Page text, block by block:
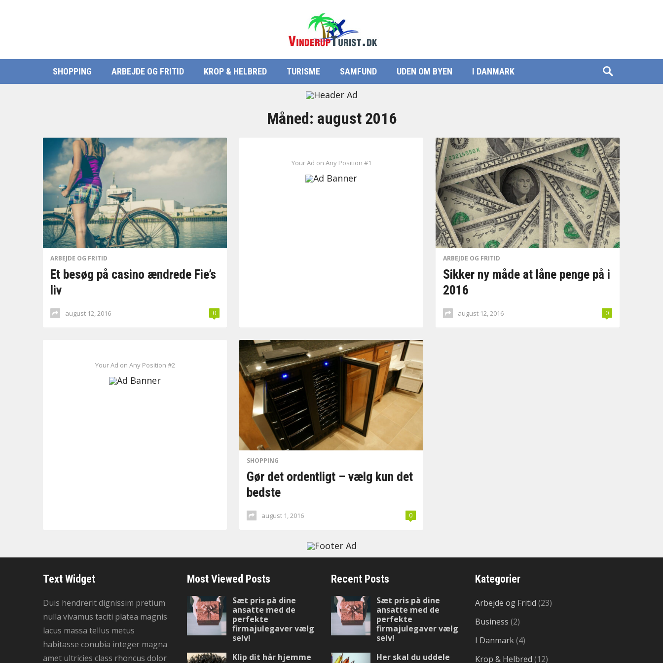
SHOPPING ARBEJDE OG FRITID KROP & HELBRED TURISME SAMFUND UDEN OM BYEN I DANMARK
Måned: august 2016
ARBEJDE OG FRITID
Et besøg på casino ændrede Fie’s
liv
august 12, 2016 0
Your Ad on Any Position #1
ARBEJDE OG FRITID
Sikker ny måde at låne penge på i
2016
august 12, 2016 0
Your Ad on Any Position #2
SHOPPING
Gør det ordentligt – vælg kun det
bedste
august 1, 2016 0
Text Widget
Duis hendrerit dignissim pretium
nulla vivamus taciti platea magnis
lacus massa tellus metus
habitasse conubia integer magna
amet ultricies class rhoncus dolor
Most Viewed Posts
Sæt pris på dine
ansatte med de
perfekte
firmajulegaver vælg
selv!
Klip dit hår hjemme
Recent Posts
Sæt pris på dine
ansatte med de
perfekte
firmajulegaver vælg
selv!
Her skal du uddele
Kategorier
Arbejde og Fritid (23)
Business (2)
I Danmark(4)
Krop & Helbred (12)